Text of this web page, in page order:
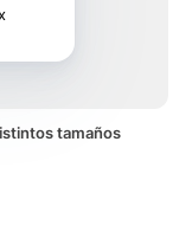
tamaños